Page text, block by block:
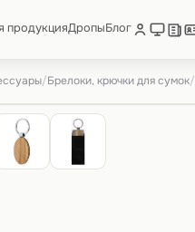
продукцияДропыБлог
/Брелоки, крючки для сумок/